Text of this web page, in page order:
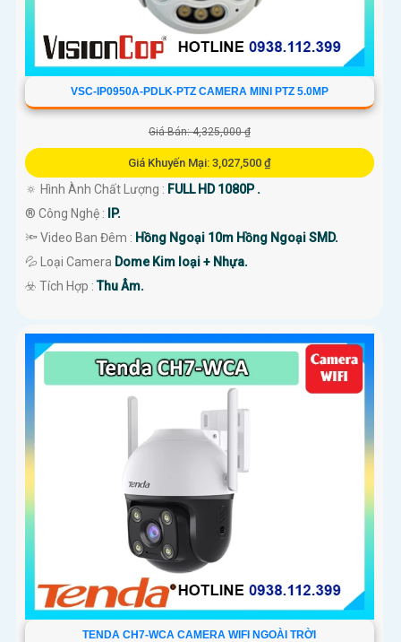
VSC-IP0950A-PDLK-PTZ CAMERA MINI PTZ 5.0MP
Giá Bán: 4,325,000 ₫
Giá Khuyến Mại: 3,027,500 ₫
🔅 Hình Ành Chất Lượng : FULL HD 1080P .
®️ Công Nghệ : IP.
🔦 Video Ban Đêm : Hồng Ngoại 10m Hồng Ngoại SMD.
💦 Loại Camera Dome Kim loại + Nhựa.
️☣️ Tích Hợp :Thu Âm.
TENDA CH7-WCA CAMERA WIFI NGOÀI TRỜI